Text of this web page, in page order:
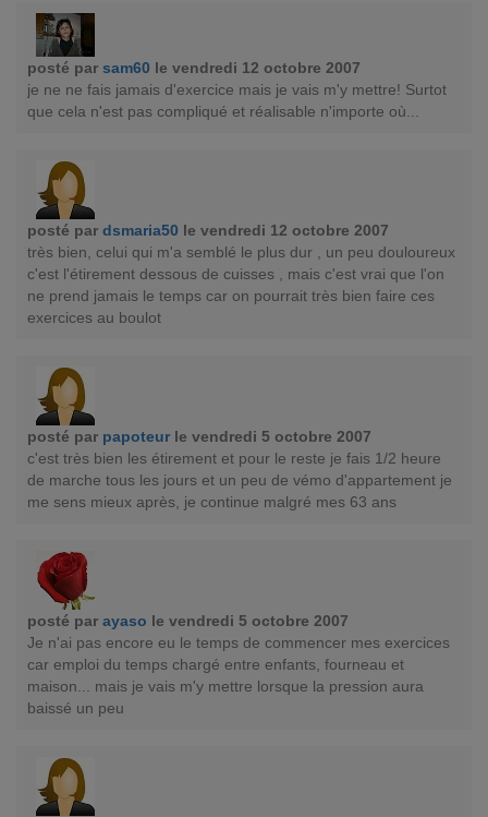
posté par sam60 le vendredi 12 octobre 2007
je ne ne fais jamais d'exercice mais je vais m'y mettre! Surtot
que cela n'est pas compliqué et réalisable n'importe où...
posté par dsmaria50 le vendredi 12 octobre 2007
très bien, celui qui m'a semblé le plus dur , un peu douloureux
c'est l'étirement dessous de cuisses , mais c'est vrai que l'on
ne prend jamais le temps car on pourrait très bien faire ces
exercices au boulot
posté par papoteur le vendredi 5 octobre 2007
c'est très bien les étirement et pour le reste je fais 1/2 heure
de marche tous les jours et un peu de vémo d'appartement je
me sens mieux après, je continue malgré mes 63 ans
posté par ayaso le vendredi 5 octobre 2007
Je n'ai pas encore eu le temps de commencer mes exercices
car emploi du temps chargé entre enfants, fourneau et
maison... mais je vais m'y mettre lorsque la pression aura
baissé un peu